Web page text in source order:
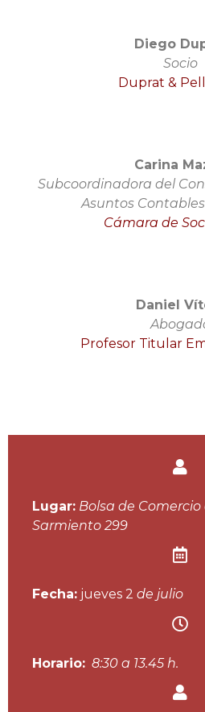
Diego
Socio
Duprat &
Carina
Subcoordinadora del
Asuntos
Cámara de
Daniel
Profesor Titular
Lugar: Bolsa de Comercio
Sarmiento 299
Fecha: jueves 2 de julio
Horario: 8:30 a 13.45 h.